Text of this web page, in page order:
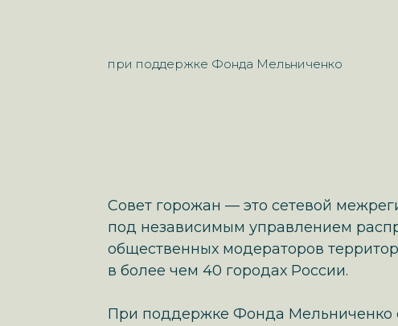
при поддержке Фонда Мельниченко
Совет горожан — это сетевой
под независимым управлением
общественных модераторов
в более чем 40 городах России.
При поддержке Фонда Мельниченко